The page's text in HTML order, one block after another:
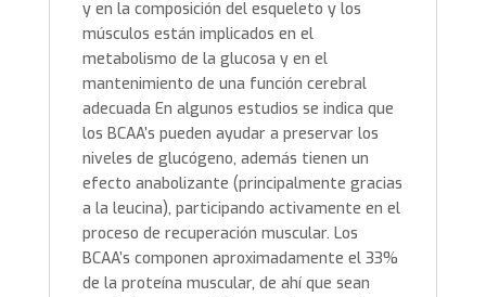
y en la composición del esqueleto y los
músculos están implicados en el
metabolismo de la glucosa y en el
mantenimiento de una función cerebral
adecuada En algunos estudios se indica que
los BCAA’s pueden ayudar a preservar los
niveles de glucógeno, además tienen un
efecto anabolizante (principalmente gracias
a la leucina), participando activamente en el
proceso de recuperación muscular. Los
BCAA’s componen aproximadamente el 33%
de la proteína muscular, de ahí que sean